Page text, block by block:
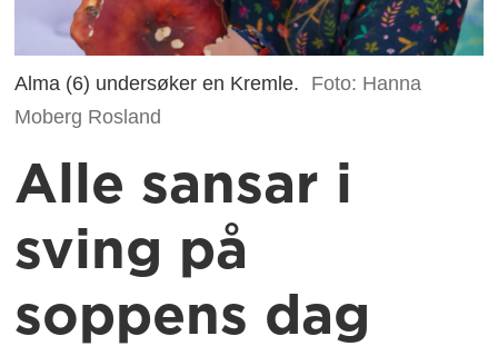
Alma (6) undersøker en Kremle.
Foto: Hanna
Moberg Rosland
Alle sansar i
sving på
soppens dag